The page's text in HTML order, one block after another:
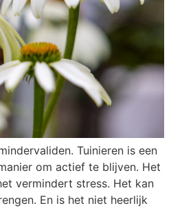
Tuinieren is een
om actief te blijven. Het
vermindert stress. Het kan
En is het niet heerlijk